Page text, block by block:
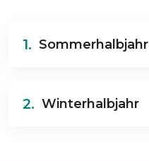
1. Sommerhalbjahr
2. Winterhalbjahr